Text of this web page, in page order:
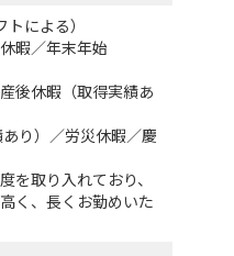
による）
暇／年末年始
後休暇（取得実績あ
り）／労災休暇／慶
を取り入れており、
く、長くお勤めいた